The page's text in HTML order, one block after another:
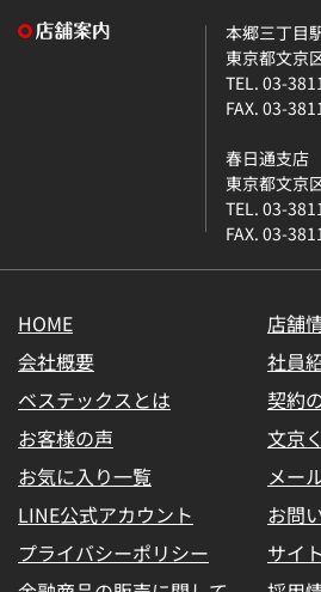
本郷三丁目
東京都文京
TEL. 03-
FAX. 03-
春日通支店
東京都文京
TEL. 03-
FAX. 03-
HOME
店舗
会社概要
社員
ベステックスとは
契約
お客様の声
文京
お気に入り一覧
メー
LINE公式アカウント
お問
プライバシーポリシー
サイ